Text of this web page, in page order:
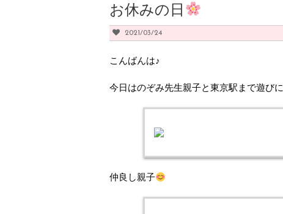
お休みの日
2021/03/24
こんばんは♪
今日はのぞみ先生親子と東京駅まで遊び
仲良し親子